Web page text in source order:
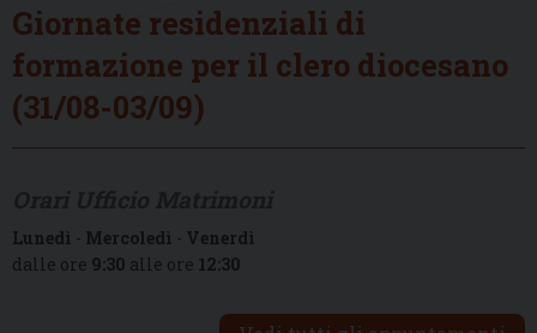
Giornate residenziali di
formazione per il clero diocesano
(31/08-03/09)
Lunedì - Mercoledì - Venerdì
dalle ore 9:30 alle ore 12:30